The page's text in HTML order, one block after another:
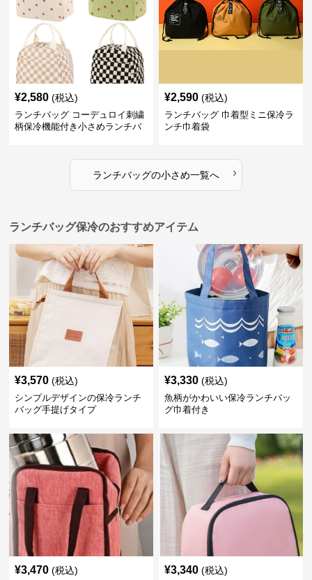
¥2,580 (税込)
ランチバッグ コーデュロイ刺繍
柄保冷機能付き小さめランチバ
¥2,590 (税込)
ランチバッグ 巾着型ミニ保冷ラ
ンチ巾着袋
ランチバッグの小さめ一覧へ ›
ランチバッグ保冷のおすすめアイテム
¥3,570 (税込)
シンプルデザインの保冷ランチ
バッグ手提げタイプ
¥3,330 (税込)
魚柄がかわいい保冷ランチバッ
グ巾着付き
¥3,470 (税込) ¥3,340 (税込)